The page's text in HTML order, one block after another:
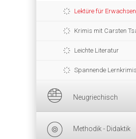
Lektüre für
Krimis mit Carsten
Leichte Literatur
Spannende Lernkrimis
Neugriechisch
Methodik - Didaktik